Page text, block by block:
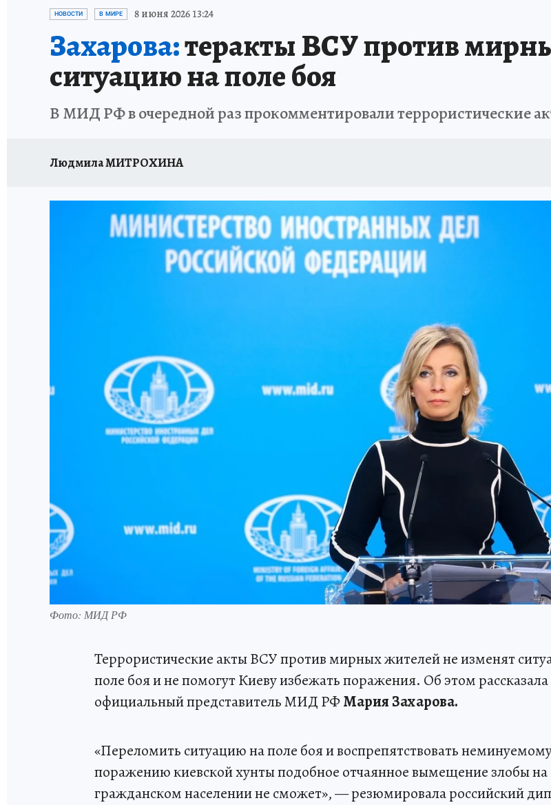
ИСПЫТАНО НА СЕБЕ
НОВОСТИ В МИРЕ 8 июня 2026 13:24
Захарова:теракты ВСУ против
ситуацию на поле боя
В МИД РФ в очередной раз прокомментировали террористические
Людмила МИТРОХИНА
Фото: МИД РФ
Террористические акты ВСУ против мирных жителей не изменят
поле боя и не помогут Киеву избежать поражения. Об этом рассказала
официальный представитель МИД РФМария Захарова.
«Переломить ситуацию на поле боя и воспрепятствовать
поражению киевской хунты подобное отчаянное вымещение злобы на
гражданском населении не сможет», — резюмировала российский